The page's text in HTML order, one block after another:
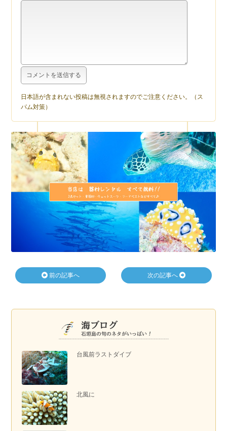
台風前ラストダイブ
北風に
日本語が含まれない投稿は無視されますのでご注意ください。（ス
パム対策）
前の記事へ 次の記事へ